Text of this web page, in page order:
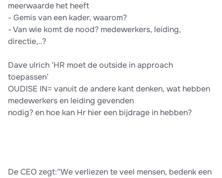
meerwaarde het heeft
- Gemis van een kader, waarom?
- Van wie komt de nood? medewerkers, leiding,
directie,..?
Dave ulrich ‘HR moet de outside in approach
toepassen’
OUDISE IN= vanuit de andere kant denken, wat hebben
medewerkers en leiding gevenden
nodig? en hoe kan Hr hier een bijdrage in hebben?
De CEO zegt:“We verliezen te veel mensen, bedenk een